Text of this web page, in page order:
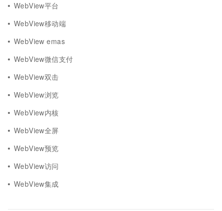
WebView平台
WebView移动端
WebView emas
WebView微信支付
WebView双击
WebView浏览
WebView内核
WebView全屏
WebView预览
WebView访问
WebView集成